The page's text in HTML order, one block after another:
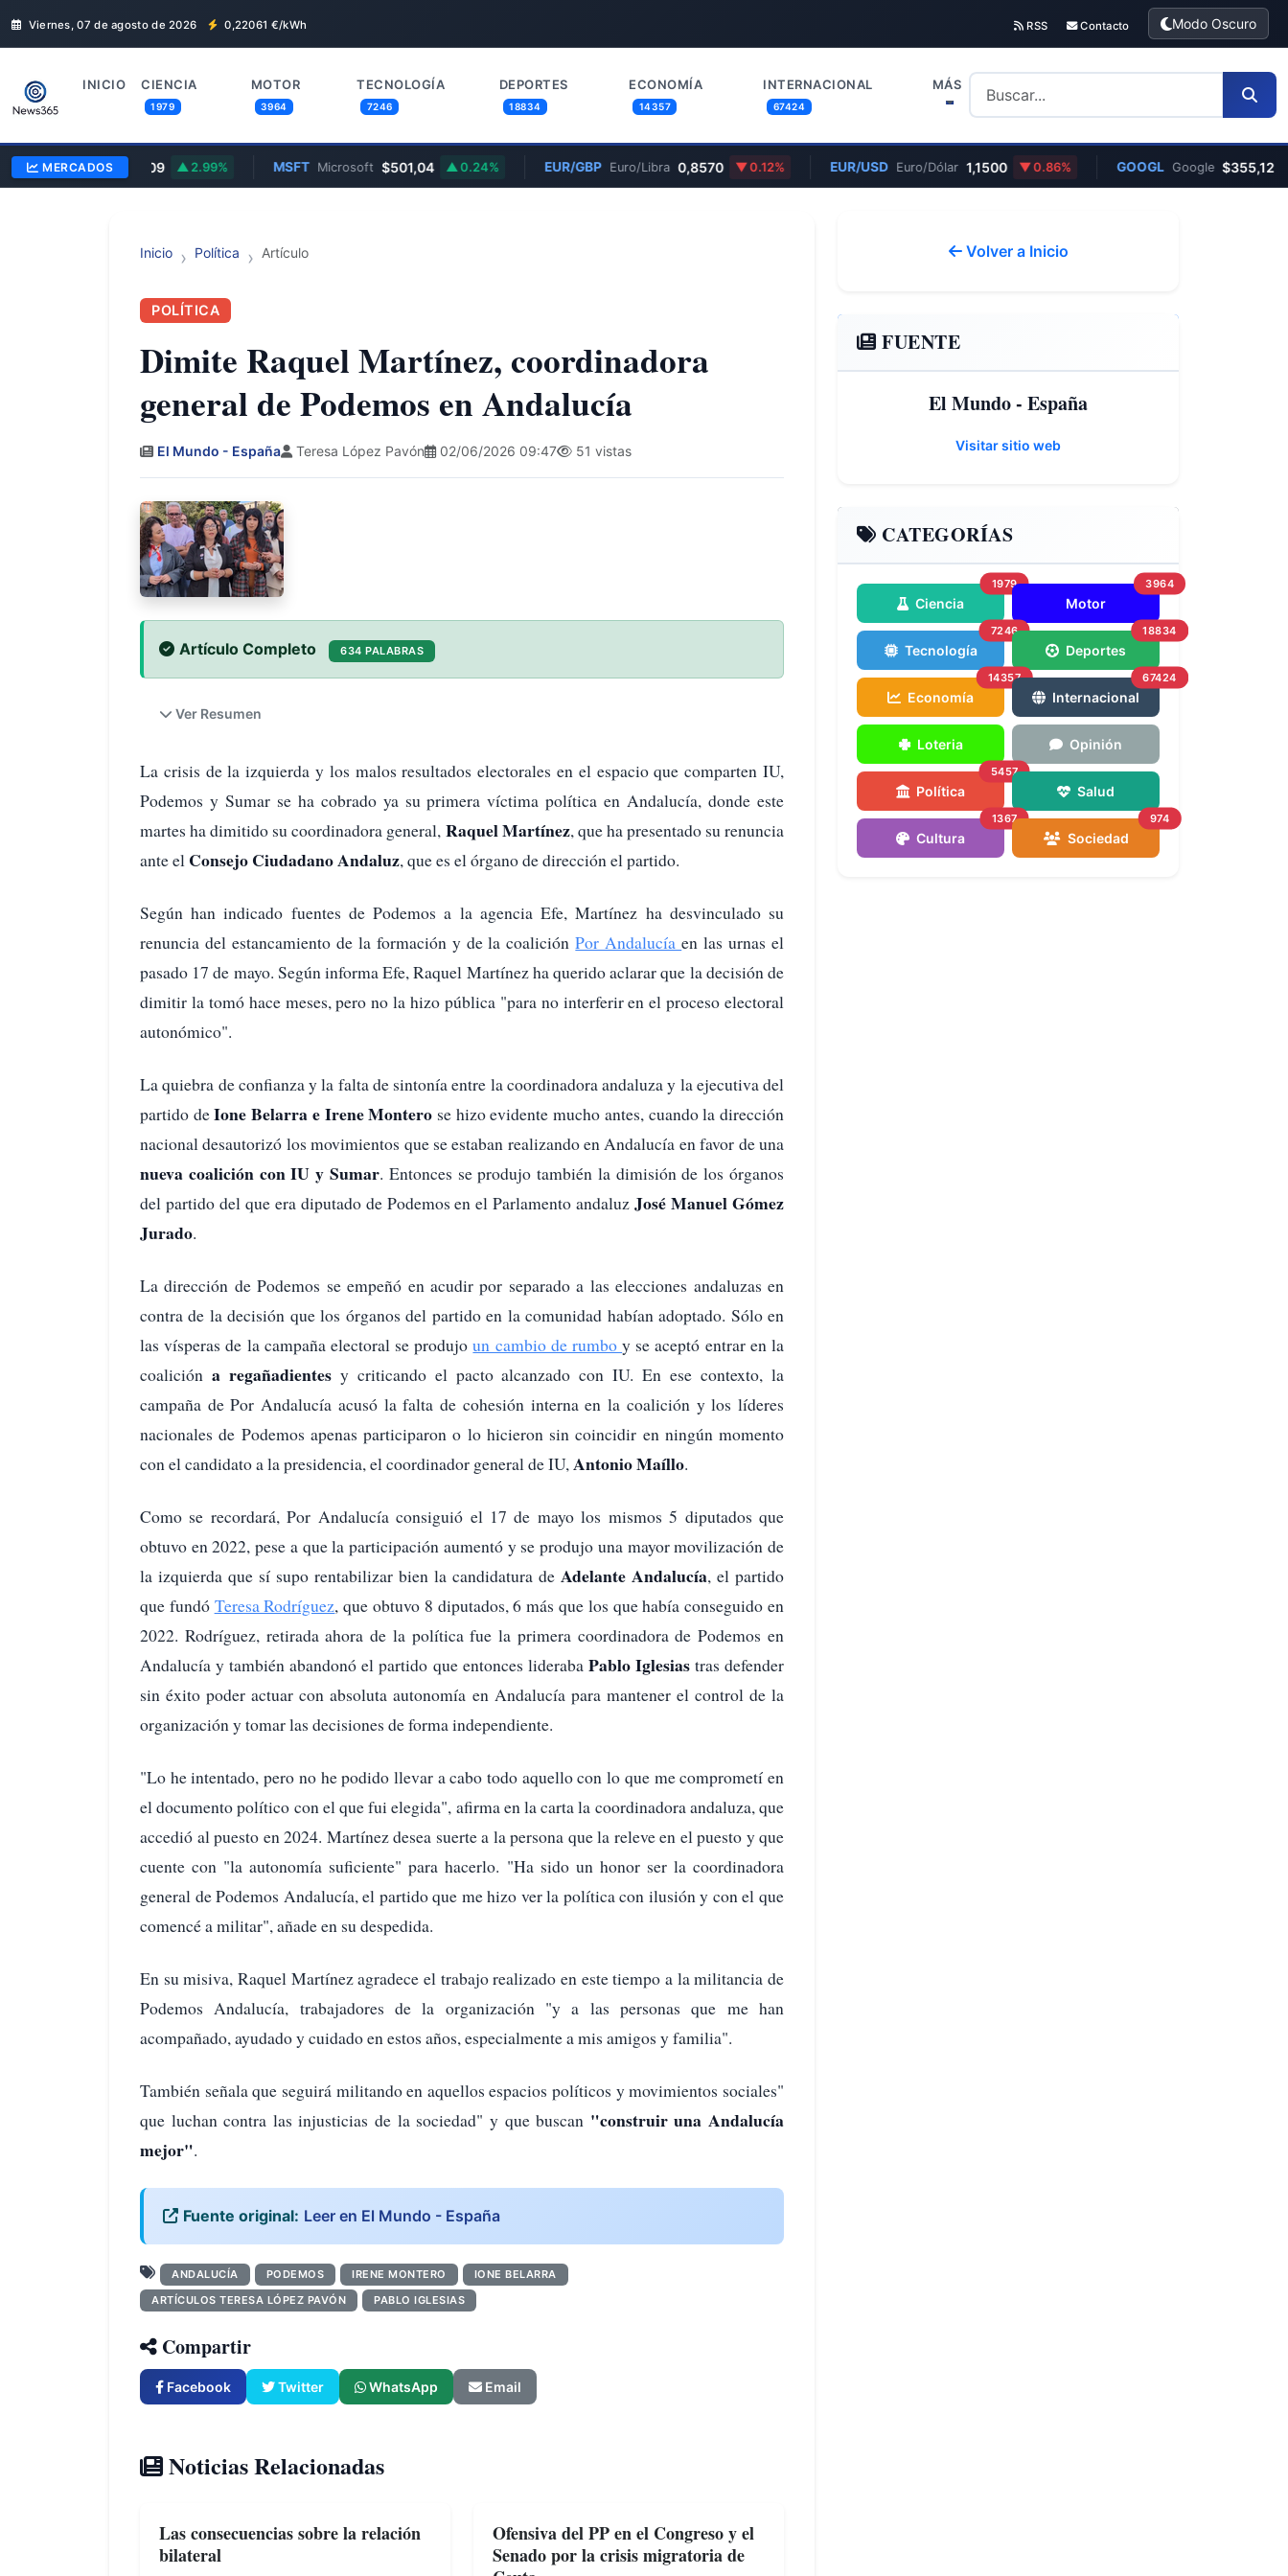
Viernes, 07 de agosto de 2026 0,22061 €/kWh RSS Contacto Modo Oscuro
INICIO CIENCIA
1979
MOTOR
3964
TECNOLOGÍA
7246
DEPORTES
18834
ECONOMÍA
14357
INTERNACIONAL
67424
MÁS
MERCADOS
TSLA Tesla $329,09 2.99% MSFT Microsoft $501,04 0.24% EUR/GBP Euro/Libra 0,8570 0.12% EUR/USD Euro/Dólar 1,1500 0.86% GOOGL Google $355,12
Inicio Política Artículo
POLÍTICA
Dimite Raquel Martínez, coordinadora
general de Podemos en Andalucía
El Mundo - España Teresa López Pavón 02/06/2026 09:47 51 vistas
Artículo Completo 634 PALABRAS
Ver Resumen
La crisis de la izquierda y los malos resultados electorales en el espacio que comparten IU,
Podemos y Sumar se ha cobrado ya su primera víctima política en Andalucía, donde este
martes ha dimitido su coordinadora general, Raquel Martínez, que ha presentado su renuncia
ante el Consejo Ciudadano Andaluz, que es el órgano de dirección el partido.
Según han indicado fuentes de Podemos a la agencia Efe, Martínez ha desvinculado su
renuncia del estancamiento de la formación y de la coaliciónPor Andalucíaen las urnas el
pasado 17 de mayo. Según informa Efe, Raquel Martínez ha querido aclarar que la decisión de
dimitir la tomó hace meses, pero no la hizo pública "para no interferir en el proceso electoral
autonómico".
La quiebra de confianza y la falta de sintonía entre la coordinadora andaluza y la ejecutiva del
partido deIone Belarra e Irene Montero se hizo evidente mucho antes, cuando la dirección
nacional desautorizó los movimientos que se estaban realizando en Andalucía en favor de una
nueva coalición con IU y Sumar. Entonces se produjo también la dimisión de los órganos
del partido del que era diputado de Podemos en el Parlamento andaluzJosé Manuel Gómez
Jurado.
La dirección de Podemos se empeñó en acudir por separado a las elecciones andaluzas en
contra de la decisión que los órganos del partido en la comunidad habían adoptado. Sólo en
las vísperas de la campaña electoral se produjoun cambio de rumboy se aceptó entrar en la
coalición a regañadientesy criticando el pacto alcanzado con IU. En ese contexto, la
campaña de Por Andalucía acusó la falta de cohesión interna en la coalición y los líderes
nacionales de Podemos apenas participaron o lo hicieron sin coincidir en ningún momento
con el candidato a la presidencia, el coordinador general de IU, Antonio Maíllo.
Como se recordará, Por Andalucía consiguió el 17 de mayo los mismos 5 diputados que
obtuvo en 2022, pese a que la participación aumentó y se produjo una mayor movilización de
la izquierda que sí supo rentabilizar bien la candidatura de Adelante Andalucía, el partido
que fundó Teresa Rodríguez, que obtuvo 8 diputados, 6 más que los que había conseguido en
2022. Rodríguez, retirada ahora de la política fue la primera coordinadora de Podemos en
Andalucía y también abandonó el partido que entonces lideraba Pablo Iglesias tras defender
sin éxito poder actuar con absoluta autonomía en Andalucía para mantener el control de la
organización y tomar las decisiones de forma independiente.
"Lo he intentado, pero no he podido llevar a cabo todo aquello con lo que me comprometí en
el documento político con el que fui elegida", afirma en la carta la coordinadora andaluza, que
accedió al puesto en 2024. Martínez desea suerte a la persona que la releve en el puesto y que
cuente con "la autonomía suficiente" para hacerlo. "Ha sido un honor ser la coordinadora
general de Podemos Andalucía, el partido que me hizo ver la política con ilusión y con el que
comencé a militar", añade en su despedida.
En su misiva, Raquel Martínez agradece el trabajo realizado en este tiempo a la militancia de
Podemos Andalucía, trabajadores de la organización "y a las personas que me han
acompañado, ayudado y cuidado en estos años, especialmente a mis amigos y familia".
También señala que seguirá militando en aquellos espacios políticos y movimientos sociales"
que luchan contra las injusticias de la sociedad" y que buscan "construir una Andalucía
mejor".
Fuente original: Leer en El Mundo - España
ANDALUCÍA PODEMOS IRENE MONTERO
IONE BELARRA
ARTÍCULOS TERESA LÓPEZ PAVÓN
PABLO IGLESIAS
Compartir
Facebook Twitter WhatsApp Email
Noticias Relacionadas
Las consecuencias sobre la relación
bilateral
Ofensiva del PP en el Congreso y el
Senado por la crisis migratoria de
Volver a Inicio
FUENTE
El Mundo - España
Visitar sitio web
CATEGORÍAS
Ciencia
1979
Motor
3964
Tecnología
7246
Deportes
18834
Economía
14357
Internacional
67424
Loteria Opinión
Política
5457
Salud
Cultura
1367
Sociedad
974